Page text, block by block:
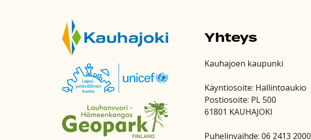
Yhteys
Kauhajoen kaupunki
Käyntiosoite: Hallintoaukio
Postiosoite: PL 500
61801 KAUHAJOKI
Puhelinvaihde: 06 2413 2000